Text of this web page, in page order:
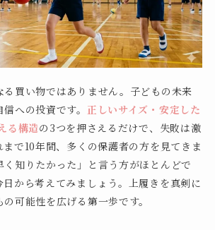
る買い物ではありません。子どもの未来
への投資です。 正しいサイズ・安定した
る構造の3つを押さえるだけで、失敗は激
で10年間、多くの保護者の方を見てきま
く知りたかった」と言う方がほとんどで
から考えてみましょう。上履きを真剣に
可能性を広げる第一歩です。